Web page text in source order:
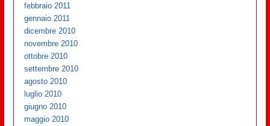
febbraio 2011
gennaio 2011
dicembre 2010
novembre 2010
ottobre 2010
settembre 2010
agosto 2010
luglio 2010
giugno 2010
maggio 2010